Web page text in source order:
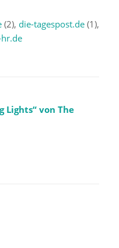
(2), die-tagespost.de(1),
Lights“ von The